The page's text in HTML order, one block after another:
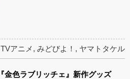
TVアニメ , みどびよ！ , ヤマトタケル
『金色ラブリッチェ』新作グッズ